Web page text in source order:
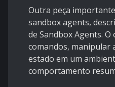
Outra peça
sandbox agents,
de Sandbox Agents. O
comandos, manipular
estado em um
comportamento